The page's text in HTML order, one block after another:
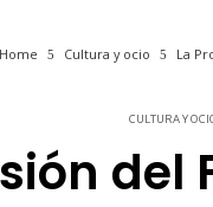
Home Cultura y ocio La
CULTURA Y
del